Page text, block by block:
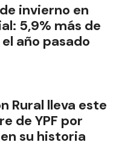
invierno en
5,9% más de
año pasado
Rural lleva este
de YPF por
su historia